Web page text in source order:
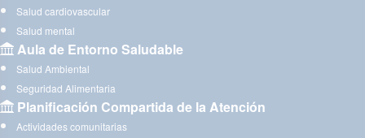
Salud cardiovascular
Salud mental
Aula de Entorno Saludable
Salud Ambiental
Seguridad Alimentaria
Planificación Compartida de la Atención
Actividades comunitarias